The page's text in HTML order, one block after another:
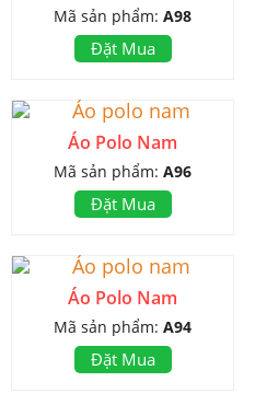
Mã sản phẩm: A98
Đặt Mua
Áo Polo Nam
Mã sản phẩm: A96
Đặt Mua
Áo Polo Nam
Mã sản phẩm: A94
Đặt Mua